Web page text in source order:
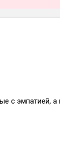
с эмпатией, а